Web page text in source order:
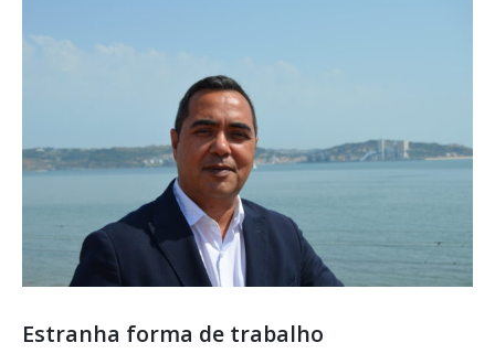
Estranha forma de trabalho